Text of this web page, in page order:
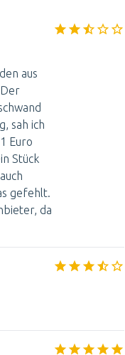
aus
sah ich
Euro
Stück
gefehlt.
da